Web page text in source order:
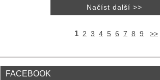
1 2 3 4 5 6 7 8 9 >>
FACEBOOK